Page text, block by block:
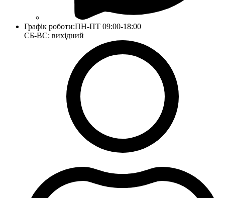
Графік роботи:ПН-ПТ 09:00-18:00
СБ-ВС: вихідний